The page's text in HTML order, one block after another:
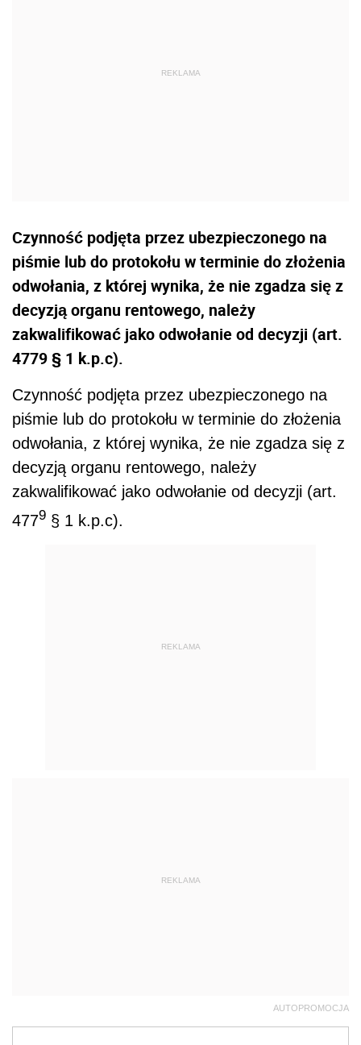
Czynność podjęta przez ubezpieczonego na
piśmie lub do protokołu w terminie do złożenia
odwołania, z której wynika, że nie zgadza się z
decyzją organu rentowego, należy
zakwalifikować jako odwołanie od decyzji (art.
4779 § 1 k.p.c).
Czynność podjęta przez ubezpieczonego na
piśmie lub do protokołu w terminie do złożenia
odwołania, z której wynika, że nie zgadza się z
decyzją organu rentowego, należy
zakwalifikować jako odwołanie od decyzji (art.
4779 § 1 k.p.c).
REKLAMA
REKLAMA
AUTOPROMOCJA